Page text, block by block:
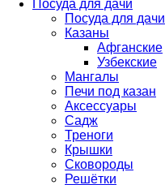
Посуда для дачи
Посуда для дачи
Казаны
Афганские
Узбекские
Мангалы
Печи под казан
Аксессуары
Садж
Треноги
Крышки
Сковороды
Решётки